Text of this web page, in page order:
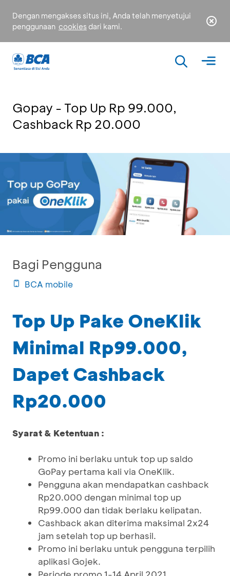
Dengan mengakses situs ini, Anda telah menyetujui
penggunaan cookies dari kami.
Gopay - Top Up Rp 99.000,
Cashback Rp 20.000
Bagi Pengguna
BCA mobile
Top Up Pake OneKlik
Minimal Rp99.000,
Dapet Cashback
Rp20.000
Syarat & Ketentuan :
Promo ini berlaku untuk top up saldo
GoPay pertama kali via OneKlik.
Pengguna akan mendapatkan cashback
Rp20.000 dengan minimal top up
Rp99.000 dan tidak berlaku kelipatan.
Cashback akan diterima maksimal 2x24
jam setelah top up berhasil.
Promo ini berlaku untuk pengguna terpilih
aplikasi Gojek.